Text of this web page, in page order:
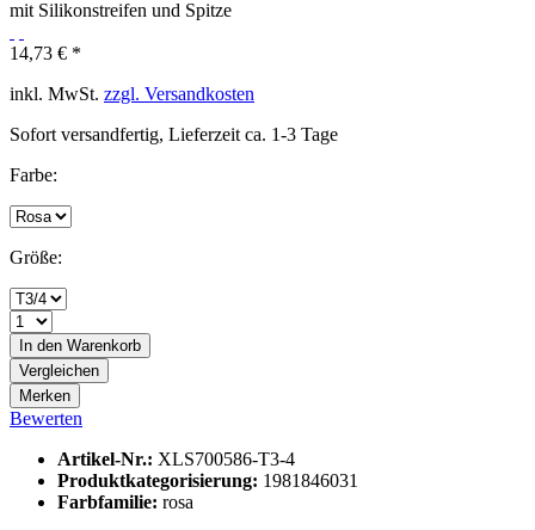
14,73 € *
inkl. MwSt. zzgl. Versandkosten
Sofort versandfertig, Lieferzeit ca. 1-3 Tage
Farbe:
Größe:
In den Warenkorb
Vergleichen
Merken
Bewerten
Artikel-Nr.: XLS700586-T3-4
Produktkategorisierung: 1981846031
Farbfamilie: rosa